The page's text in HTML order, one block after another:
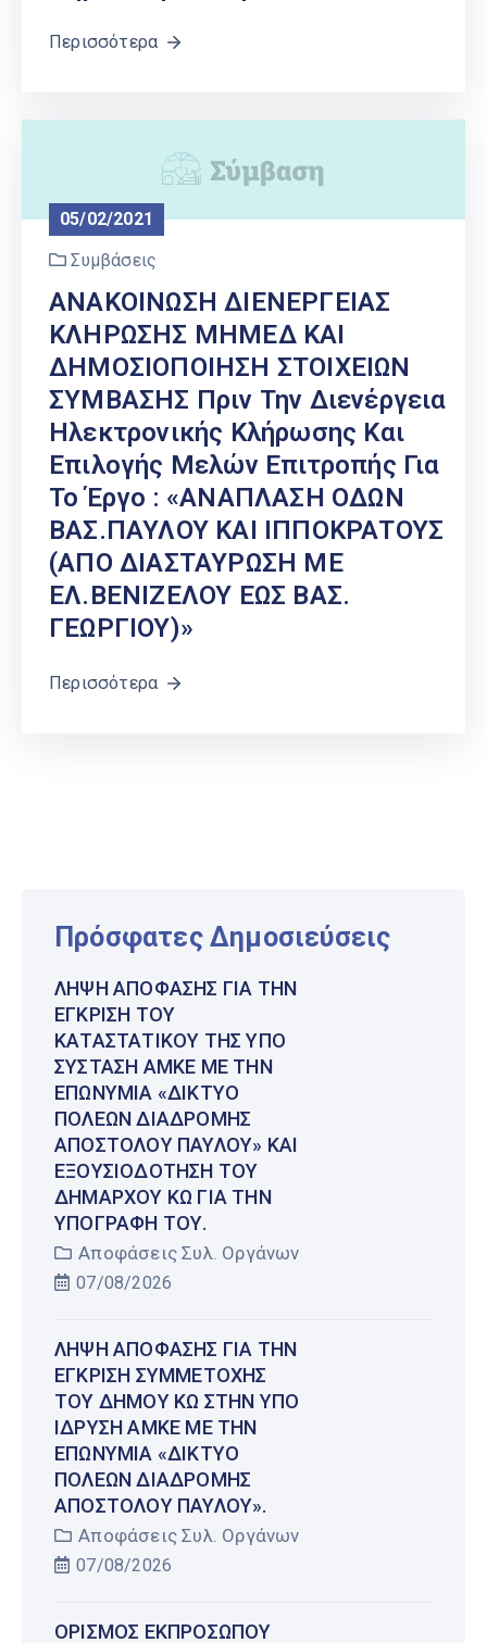
Περισσότερα
05/02/2021
Συμβάσεις
ΑΝΑΚΟΙΝΩΣΗ ΔΙΕΝΕΡΓΕΙΑΣ
ΚΛΗΡΩΣΗΣ ΜΗΜΕΔ ΚΑΙ
ΔΗΜΟΣΙΟΠΟΙΗΣΗ ΣΤΟΙΧΕΙΩΝ
ΣΥΜΒΑΣΗΣ Πριν Την Διενέργεια
Ηλεκτρονικής Κλήρωσης Και
Επιλογής Μελών Επιτροπής Για
Το Έργο : «ΑΝΑΠΛΑΣΗ ΟΔΩΝ
ΒΑΣ.ΠΑΥΛΟΥ ΚΑΙ ΙΠΠΟΚΡΑΤΟΥΣ
(ΑΠΟ ΔΙΑΣΤΑΥΡΩΣΗ ΜΕ
ΕΛ.ΒΕΝΙΖΕΛΟΥ ΕΩΣ ΒΑΣ.
ΓΕΩΡΓΙΟΥ)»
Περισσότερα
Πρόσφατες Δημοσιεύσεις
ΛΉΨΗ ΑΠΌΦΑΣΗΣ ΓΙΑ ΤΗΝ
ΈΓΚΡΙΣΗ ΤΟΥ
ΚΑΤΑΣΤΑΤΙΚΟΎ ΤΗΣ ΥΠΌ
ΣΎΣΤΑΣΗ ΑΜΚΕ ΜΕ ΤΗΝ
ΕΠΩΝΥΜΊΑ «ΔΊΚΤΥΟ
ΠΌΛΕΩΝ ΔΙΑΔΡΟΜΉΣ
ΑΠΟΣΤΌΛΟΥ ΠΑΎΛΟΥ» ΚΑΙ
ΕΞΟΥΣΙΟΔΌΤΗΣΗ ΤΟΥ
ΔΗΜΆΡΧΟΥ ΚΩ ΓΙΑ ΤΗΝ
ΥΠΟΓΡΑΦΉ ΤΟΥ.
Αποφάσεις Συλ. Οργάνων
07/08/2026
ΛΉΨΗ ΑΠΌΦΑΣΗΣ ΓΙΑ ΤΗΝ
ΈΓΚΡΙΣΗ ΣΥΜΜΕΤΟΧΉΣ
ΤΟΥ ΔΉΜΟΥ ΚΩ ΣΤΗΝ ΥΠΌ
ΊΔΡΥΣΗ ΑΜΚΕ ΜΕ ΤΗΝ
ΕΠΩΝΥΜΊΑ «ΔΊΚΤΥΟ
ΠΌΛΕΩΝ ΔΙΑΔΡΟΜΉΣ
ΑΠΟΣΤΌΛΟΥ ΠΑΎΛΟΥ».
Αποφάσεις Συλ. Οργάνων
07/08/2026
ΟΡΙΣΜΌΣ ΕΚΠΡΟΣΏΠΟΥ